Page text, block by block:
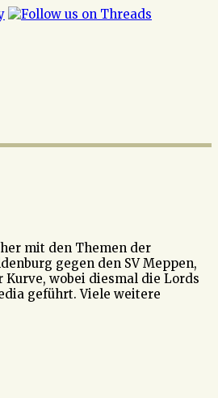
mit den Themen der
gegen den SV Meppen,
Kurve, wobei diesmal die Lords
geführt. Viele weitere